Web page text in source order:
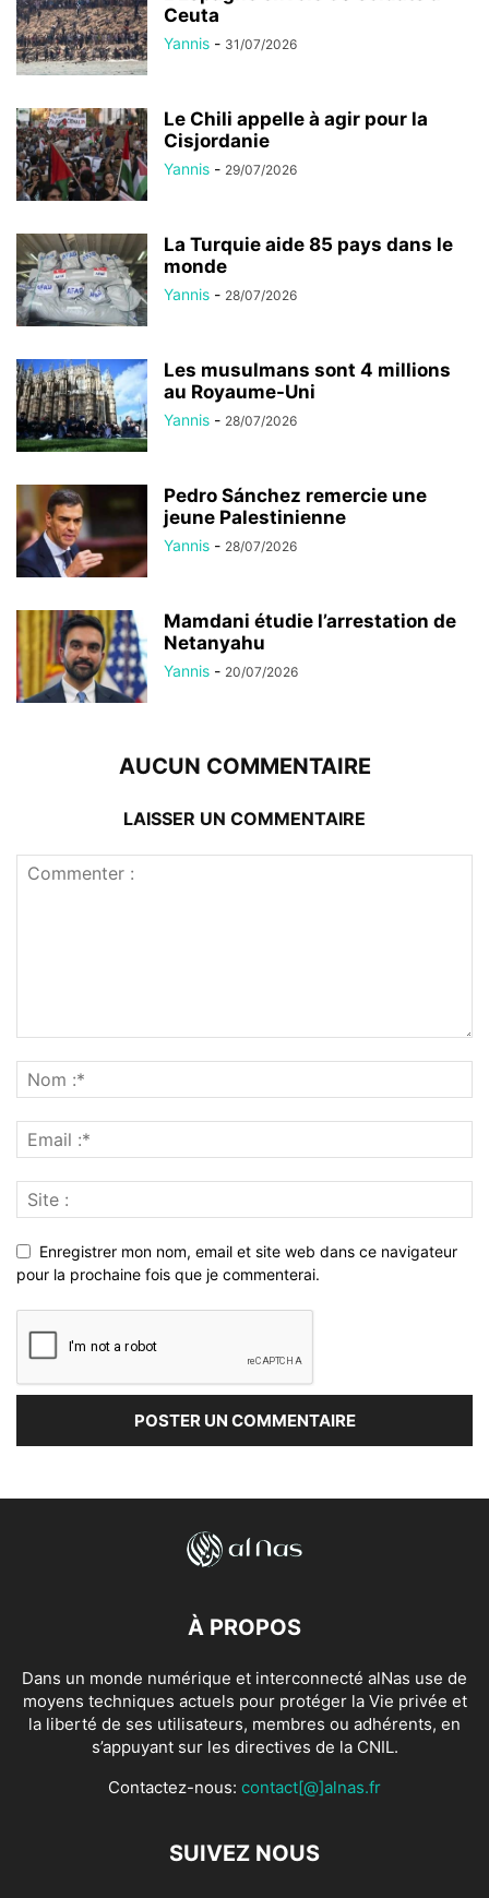
Ceuta
Yannis - 31/07/2026
Le Chili appelle à agir pour la
Cisjordanie
Yannis - 29/07/2026
La Turquie aide 85 pays dans le
monde
Yannis - 28/07/2026
Les musulmans sont 4 millions
au Royaume-Uni
Yannis - 28/07/2026
Pedro Sánchez remercie une
jeune Palestinienne
Yannis - 28/07/2026
Mamdani étudie l’arrestation de
Netanyahu
Yannis - 20/07/2026
AUCUN COMMENTAIRE
LAISSER UN COMMENTAIRE
Enregistrer mon nom, email et site web dans ce navigateur
pour la prochaine fois que je commenterai.
À PROPOS
Dans un monde numérique et interconnecté alNas use de
moyens techniques actuels pour protéger la Vie privée et
la liberté de ses utilisateurs, membres ou adhérents, en
s’appuyant sur les directives de la CNIL.
Contactez-nous: contact[@]alnas.fr
SUIVEZ NOUS